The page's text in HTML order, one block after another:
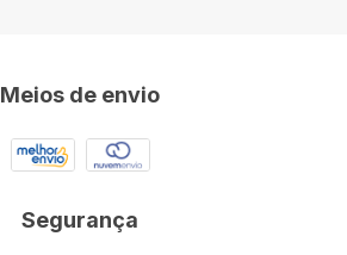
Meios de envio
Segurança